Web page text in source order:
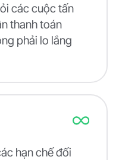
các cuộc tấn
thanh toán
phải lo lắng
hạn chế đối